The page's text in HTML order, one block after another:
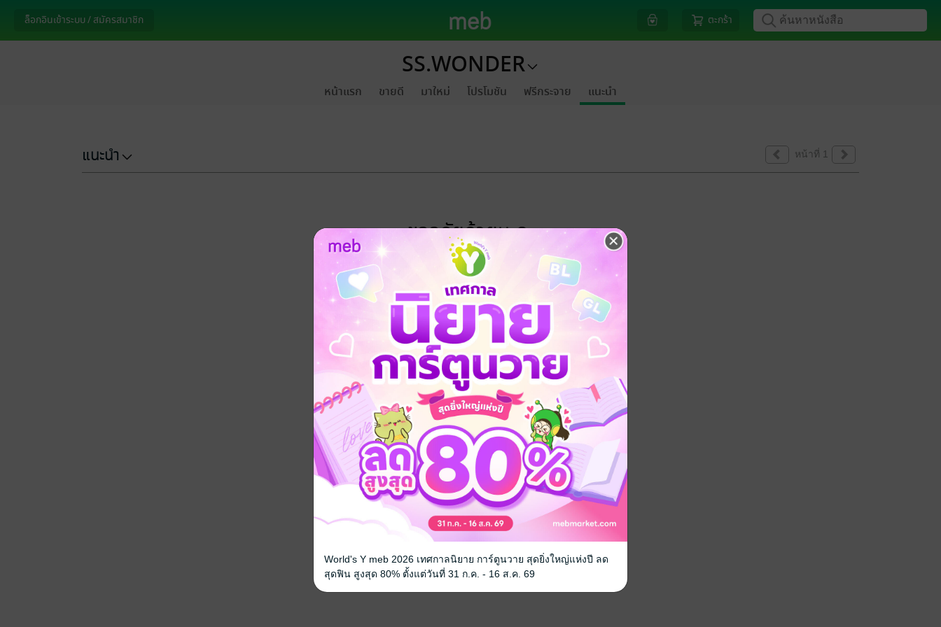
ล็อกอินเข้าระบบ / สมัครสมาชิก ตะกร้า
SS.WONDER
หน้าแรก ขายดี มาใหม่ โปรโมชัน ฟรีกระจาย แนะนำ
แนะนำ หน้าที่ 1
ขออภัยด้วยนะคะ
ไม่พบข้อมูลในหัวข้อที่คุณกำลังชมค่ะ
World's Y meb 2026 เทศกาลนิยาย การ์ตูนวาย สุดยิ่งใหญ่แห่งปี ลด
สุดฟิน สูงสุด 80% ตั้งแต่วันที่ 31 ก.ค. - 16 ส.ค. 69